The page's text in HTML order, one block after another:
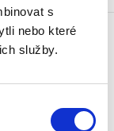
s
nebo které
služby.